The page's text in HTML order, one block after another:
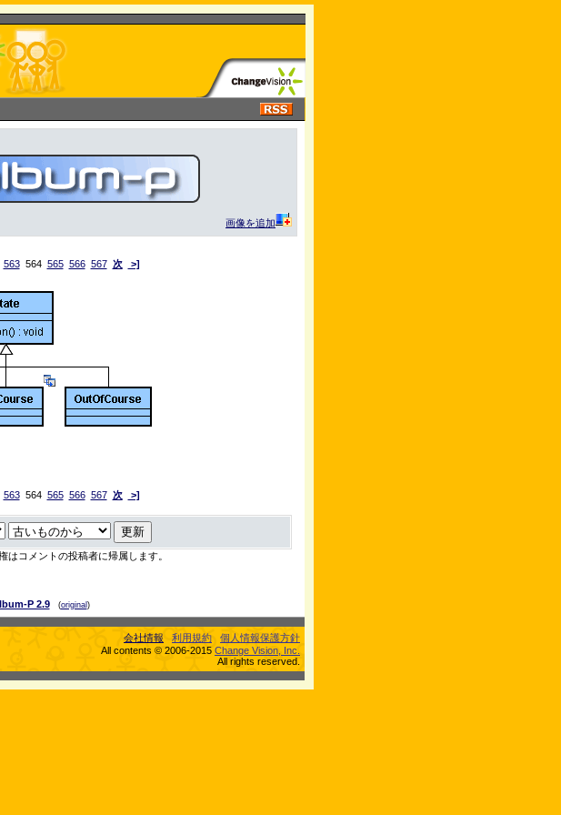
画像を追加
563564 565 566 567 次 >]
563564 565 566 567 次 >]
はコメントの投稿者に帰属します。
P 2.9 (original )
会社情報 利用規約
個人情報保護方針
All contents © 2006-2015 Change Vision, Inc.
All rights reserved.